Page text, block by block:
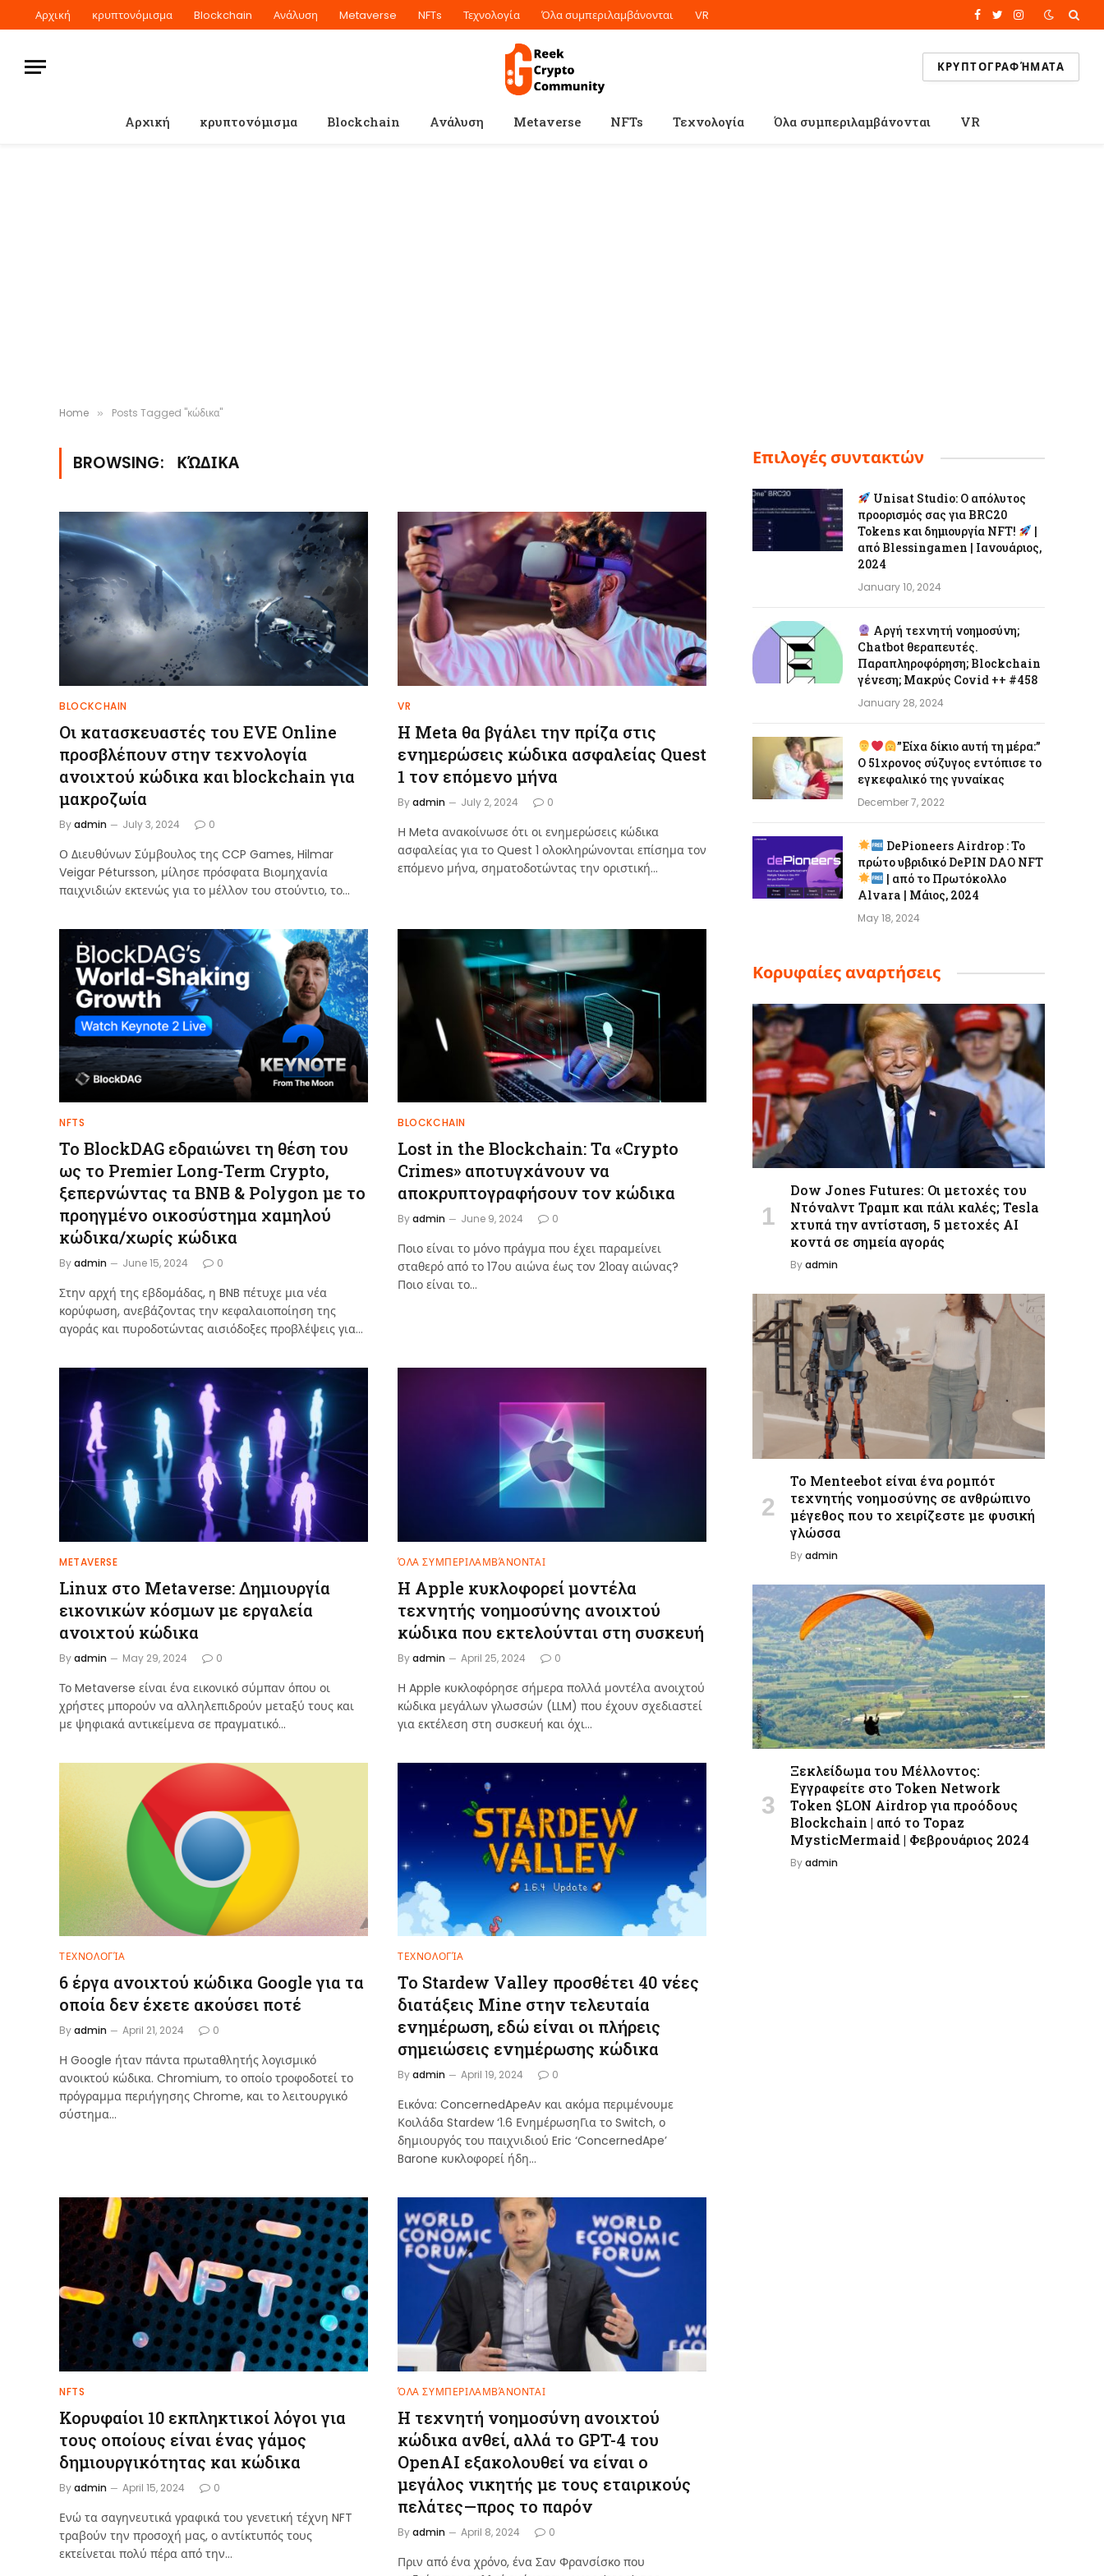
Αρχική κρυπτονόμισμα Blockchain Ανάλυση Metaverse NFTs Τεχνολογία Όλα συμπεριλαμβάνονται VR Facebook
TwitterInstagram
ΚΡΥΠΤΟΓΡΑΦΉΜΑΤΑ
Αρχική κρυπτονόμισμα Blockchain Ανάλυση Metaverse NFTs Τεχνολογία Όλα συμπεριλαμβάνονται VR
Home » Posts Tagged "κώδικα"
BROWSING: ΚΏΔΙΚΑ
BLOCKCHAIN
Οι κατασκευαστές του EVE Online
προσβλέπουν στην τεχνολογία
ανοιχτού κώδικα και blockchain για
μακροζωία
Byadmin July 3, 2024 0
Ο Διευθύνων Σύμβουλος της CCP Games, Hilmar
Veigar Pétursson, μίλησε πρόσφατα Βιομηχανία
παιχνιδιών εκτενώς για το μέλλον του στούντιο, το…
VR
Η Meta θα βγάλει την πρίζα στις
ενημερώσεις κώδικα ασφαλείας Quest
1 τον επόμενο μήνα
Byadmin July 2, 2024 0
Η Meta ανακοίνωσε ότι οι ενημερώσεις κώδικα
ασφαλείας για το Quest 1 ολοκληρώνονται επίσημα τον
επόμενο μήνα, σηματοδοτώντας την οριστική…
NFTS
Το BlockDAG εδραιώνει τη θέση του
ως το Premier Long-Term Crypto,
ξεπερνώντας τα BNB & Polygon με το
προηγμένο οικοσύστημα χαμηλού
κώδικα/χωρίς κώδικα
Byadmin June 15, 2024 0
Στην αρχή της εβδομάδας, η BNB πέτυχε μια νέα
κορύφωση, ανεβάζοντας την κεφαλαιοποίηση της
αγοράς και πυροδοτώντας αισιόδοξες προβλέψεις για…
BLOCKCHAIN
Lost in the Blockchain: Τα «Crypto
Crimes» αποτυγχάνουν να
αποκρυπτογραφήσουν τον κώδικα
Byadmin June 9, 2024 0
Ποιο είναι το μόνο πράγμα που έχει παραμείνει
σταθερό από το 17ου αιώνα έως τον 21οαγ αιώνας?
Ποιο είναι το…
METAVERSE
Linux στο Metaverse: Δημιουργία
εικονικών κόσμων με εργαλεία
ανοιχτού κώδικα
Byadmin May 29, 2024 0
Το Metaverse είναι ένα εικονικό σύμπαν όπου οι
χρήστες μπορούν να αλληλεπιδρούν μεταξύ τους και
με ψηφιακά αντικείμενα σε πραγματικό…
ΌΛΑ ΣΥΜΠΕΡΙΛΑΜΒΆΝΟΝΤΑΙ
Η Apple κυκλοφορεί μοντέλα
τεχνητής νοημοσύνης ανοιχτού
κώδικα που εκτελούνται στη συσκευή
Byadmin April 25, 2024 0
Η Apple κυκλοφόρησε σήμερα πολλά μοντέλα ανοιχτού
κώδικα μεγάλων γλωσσών (LLM) που έχουν σχεδιαστεί
για εκτέλεση στη συσκευή και όχι…
ΤΕΧΝΟΛΟΓΊΑ
6 έργα ανοιχτού κώδικα Google για τα
οποία δεν έχετε ακούσει ποτέ
Byadmin April 21, 2024 0
Η Google ήταν πάντα πρωταθλητής λογισμικό
ανοικτού κώδικα. Chromium, το οποίο τροφοδοτεί το
πρόγραμμα περιήγησης Chrome, και το λειτουργικό
σύστημα…
ΤΕΧΝΟΛΟΓΊΑ
Το Stardew Valley προσθέτει 40 νέες
διατάξεις Mine στην τελευταία
ενημέρωση, εδώ είναι οι πλήρεις
σημειώσεις ενημέρωσης κώδικα
Byadmin April 19, 2024 0
Εικόνα: ConcernedApeΑν και ακόμα περιμένουμε
Κοιλάδα Stardew ‘1.6 ΕνημέρωσηΓια το Switch, ο
δημιουργός του παιχνιδιού Eric ‘ConcernedApe’
Barone κυκλοφορεί ήδη…
NFTS
Κορυφαίοι 10 εκπληκτικοί λόγοι για
τους οποίους είναι ένας γάμος
δημιουργικότητας και κώδικα
Byadmin April 15, 2024 0
Ενώ τα σαγηνευτικά γραφικά του γενετική τέχνη NFT
τραβούν την προσοχή μας, ο αντίκτυπός τους
εκτείνεται πολύ πέρα ​​από την…
ΌΛΑ ΣΥΜΠΕΡΙΛΑΜΒΆΝΟΝΤΑΙ
Η τεχνητή νοημοσύνη ανοιχτού
κώδικα ανθεί, αλλά το GPT-4 του
OpenAI εξακολουθεί να είναι ο
μεγάλος νικητής με τους εταιρικούς
πελάτες—προς το παρόν
Byadmin April 8, 2024 0
Πριν από ένα χρόνο, ένα Σαν Φρανσίσκο που
Επιλογές συντακτών
Unisat Studio: Ο απόλυτος
προορισμός σας για BRC20
Tokens και δημιουργία NFT!
|
από Blessingamen | Ιανουάριος,
2024
January 10, 2024
Αργή τεχνητή νοημοσύνη;
Chatbot θεραπευτές.
Παραπληροφόρηση; Blockchain
γένεση; Μακρύς Covid ++ #458
January 28, 2024
”Είχα δίκιο αυτή τη μέρα:”
Ο 51χρονος σύζυγος εντόπισε το
εγκεφαλικό της γυναίκας
December 7, 2022
DePioneers Airdrop : Το
πρώτο υβριδικό DePIN DAO NFT
| από το Πρωτόκολλο
Alvara | Μάιος, 2024
May 18, 2024
Κορυφαίες αναρτήσεις
Dow Jones Futures: Οι μετοχές του
Ντόναλντ Τραμπ και πάλι καλές; Tesla
χτυπά την αντίσταση, 5 μετοχές AI
κοντά σε σημεία αγοράς
Byadmin
Το Menteebot είναι ένα ρομπότ
τεχνητής νοημοσύνης σε ανθρώπινο
μέγεθος που το χειρίζεστε με φυσική
γλώσσα
Byadmin
Ξεκλείδωμα του Μέλλοντος:
Εγγραφείτε στο Token Network
Token $LON Airdrop για προόδους
Blockchain | από το Topaz
MysticMermaid | Φεβρουάριος 2024
Byadmin